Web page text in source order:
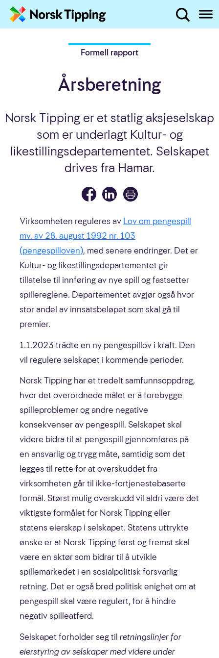
Administrerende direktør
Politikk og regulering
Pengespillmarkedet
Status spilleproblemer i Norge
Først og fremst ansvarlighet
Et spilltilbud kundene vil ha
Effektiv drift og overskudd
Bedre sammen
Like muligheter
Fornuftig forbruk
God forretningsskikk
Medarbeidere
Ledelse
Styret
Interessenter
Om selskapet
Våre spill
Hva leter du etter?
Formell rapport
Årsberetning
Norsk Tipping er et statlig aksjeselskap
som er underlagt Kultur- og
likestillingsdepartementet. Selskapet
drives fra Hamar.
Virksomheten reguleres av Lov om pengespill
mv. av 28. august 1992 nr. 103
(pengespilloven), med senere endringer. Det er
Kultur- og likestillingsdepartementet gir
tillatelse til innføring av nye spill og fastsetter
spillereglene. Departementet avgjør også hvor
stor andel av innsatsbeløpet som skal gå til
premier.
1.1.2023 trådte en ny pengespillov i kraft. Den
vil regulere selskapet i kommende perioder.
Norsk Tipping har et tredelt samfunnsoppdrag,
hvor det overordnede målet er å forebygge
spilleproblemer og andre negative
konsekvenser av pengespill. Selskapet skal
videre bidra til at pengespill gjennomføres på
en ansvarlig og trygg måte, samtidig som det
legges til rette for at overskuddet fra
virksomheten går til ikke-fortjenestebaserte
formål. Størst mulig overskudd vil aldri være det
viktigste formålet for Norsk Tipping eller
statens eierskap i selskapet. Statens uttrykte
ønske er at Norsk Tipping først og fremst skal
være en aktør som bidrar til å utvikle
spillemarkedet i en sosialpolitisk forsvarlig
retning. Det er også bred politisk enighet om at
pengespill skal være regulert, for å hindre
negativ spilleatferd.
Selskapet forholder seg til retningslinjer for
eierstyring av selskaper med videre under